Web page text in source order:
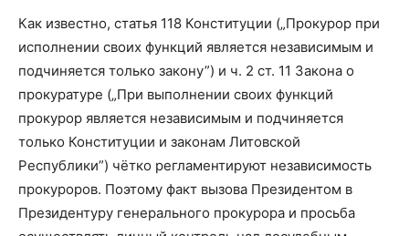
Как известно, статья 118 Конституции („Прокурор при
исполнении своих функций является независимым и
подчиняется только закону”) и ч. 2 ст. 11 Закона о
прокуратуре („При выполнении своих функций
прокурор является независимым и подчиняется
только Конституции и законам Литовской
Республики”) чётко регламентируют независимость
прокуроров. Поэтому факт вызова Президентом в
Президентуру генерального прокурора и просьба